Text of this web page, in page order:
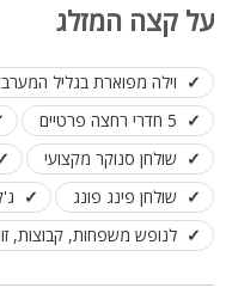
על קצה המזלג
וילה מפוארת בגליל
5 חדרי רחצה פרטיים
שולחן סנוקר מקצועי
שולחן פינג פונג
לנופש משפחות, קבוצות, זוגות.